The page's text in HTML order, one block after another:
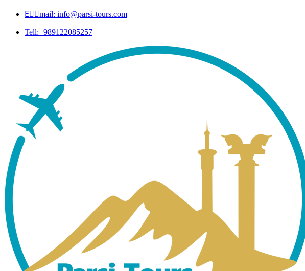
Eٍٍmail: info@parsi-tours.com
Tell:+989122085257